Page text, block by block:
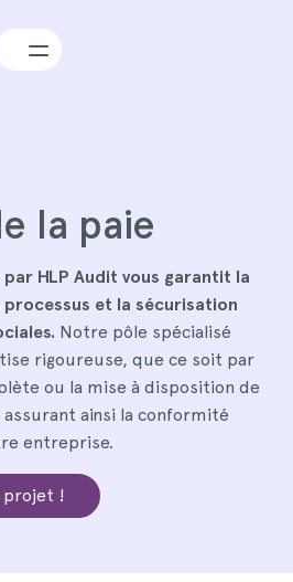
Menu
la paie
HLP Audit vous garantit la
et la sécurisation
Notre pôle spécialisé
rigoureuse, que ce soit par
ou la mise à disposition de
ainsi la conformité
entreprise.
projet !